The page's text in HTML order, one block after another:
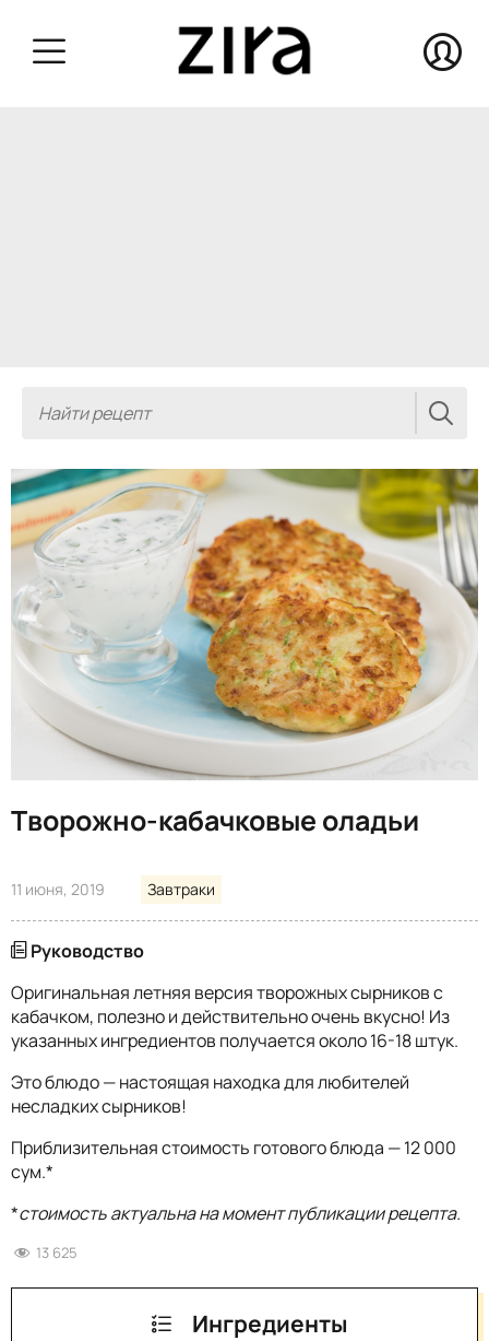
Творожно-кабачковые оладьи
11 июня, 2019 Завтраки
Руководство
Оригинальная летняя версия творожных сырников с
кабачком, полезно и действительно очень вкусно! Из
указанных ингредиентов получается около 16-18 штук.
Это блюдо — настоящая находка для любителей
несладких сырников!
Приблизительная стоимость готового блюда — 12 000
сум.*
*стоимость актуальна на момент публикации рецепта.
13 625
Ингредиенты